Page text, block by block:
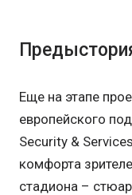
Еще на этапе
европейского
Security &
комфорта
стадиона –